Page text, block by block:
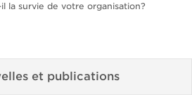
la survie de votre organisation?
et publications